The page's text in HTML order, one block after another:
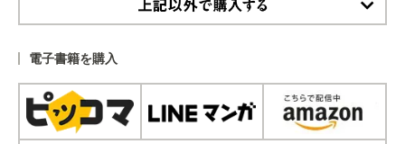
電子書籍を購入